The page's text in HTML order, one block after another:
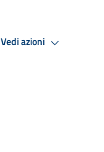
Vedi azioni